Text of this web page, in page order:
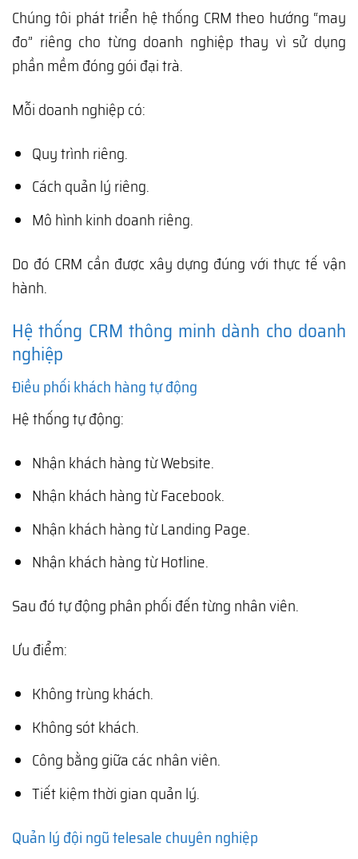
Chúng tôi phát triển hệ thống CRM theo hướng “may
đo” riêng cho từng doanh nghiệp thay vì sử dụng
phần mềm đóng gói đại trà.
Mỗi doanh nghiệp có:
Quy trình riêng.
Cách quản lý riêng.
Mô hình kinh doanh riêng.
Do đó CRM cần được xây dựng đúng với thực tế vận
hành.
Hệ thống CRM thông minh dành cho doanh
nghiệp
Điều phối khách hàng tự động
Hệ thống tự động:
Nhận khách hàng từ Website.
Nhận khách hàng từ Facebook.
Nhận khách hàng từ Landing Page.
Nhận khách hàng từ Hotline.
Sau đó tự động phân phối đến từng nhân viên.
Ưu điểm:
Không trùng khách.
Không sót khách.
Công bằng giữa các nhân viên.
Tiết kiệm thời gian quản lý.
Quản lý đội ngũ telesale chuyên nghiệp